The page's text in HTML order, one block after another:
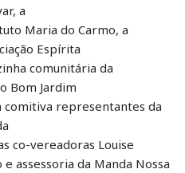
a
Maria do Carmo, a
Espírita
comunitária da
Bom Jardim
comitiva representantes da
co-vereadoras Louise
assessoria da Manda Nossa